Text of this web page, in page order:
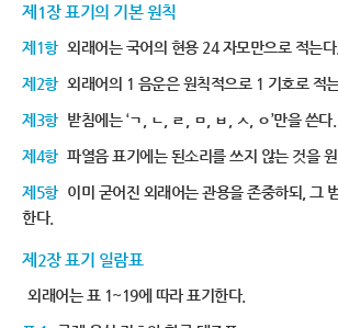
제1장 표기의 기본 원칙
제1항 외래어는 국어의 현용 24 자모만으로 적는다.
제2항 외래어의 1 음운은 원칙적으로 1 기호로 적
제3항 받침에는 ‘ㄱ, ㄴ, ㄹ, ㅁ, ㅂ, ㅅ, ㅇ’만을 쓴다.
제4항 파열음 표기에는 된소리를 쓰지 않는 것을
제5항 이미 굳어진 외래어는 관용을 존중하되, 그
한다.
제2장 표기 일람표
외래어는 표 1~19에 따라 표기한다.